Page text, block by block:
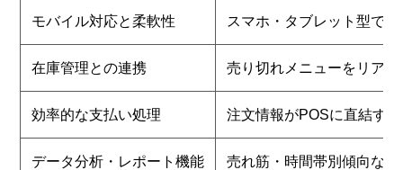
モバイル対応と柔軟性 スマホ・タブレット型で
在庫管理との連携 売り切れメニューをリア
効率的な支払い処理 注文情報がPOSに直結す
データ分析・レポート機能 売れ筋・時間帯別傾向な